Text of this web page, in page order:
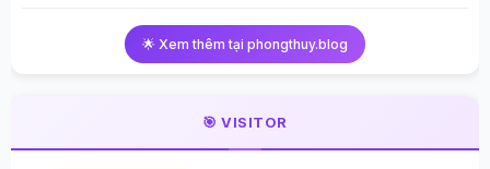
🌟 Xem thêm tại phongthuy.blog
🎯 VISITOR